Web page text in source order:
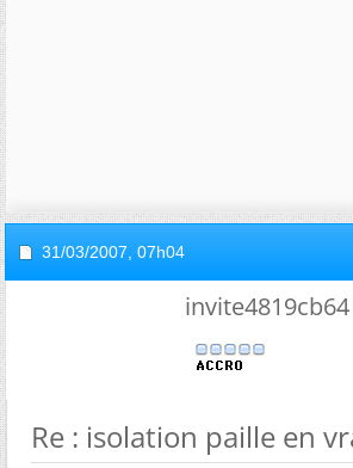
31/03/2007, 07h04
invite4819cb64
Re : isolation paille en